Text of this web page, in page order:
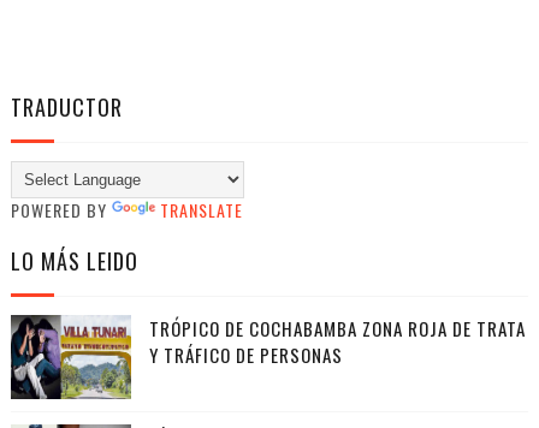
TRADUCTOR
POWERED BY TRANSLATE
LO MÁS LEIDO
TRÓPICO DE COCHABAMBA ZONA ROJA DE TRATA
Y TRÁFICO DE PERSONAS